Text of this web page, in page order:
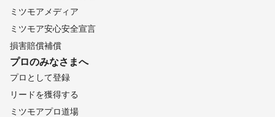
ミツモアメディア
ミツモア安心安全宣言
損害賠償補償
プロのみなさまへ
プロとして登録
リードを獲得する
ミツモアプロ道場